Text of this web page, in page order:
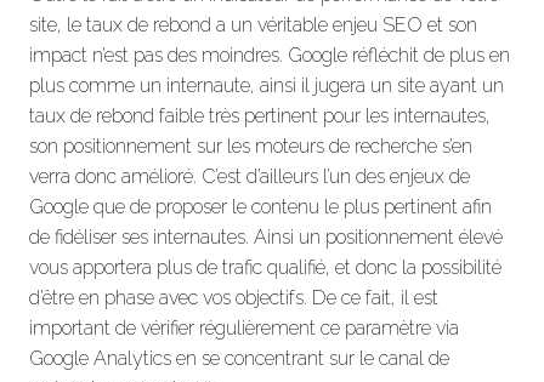
site, le taux de rebond a un véritable enjeu SEO et son
impact n’est pas des moindres. Google réfléchit de plus en
plus comme un internaute, ainsi il jugera un site ayant un
taux de rebond faible très pertinent pour les internautes,
son positionnement sur les moteurs de recherche s’en
verra donc amélioré. C’est d’ailleurs l’un des enjeux de
Google que de proposer le contenu le plus pertinent afin
de fidéliser ses internautes. Ainsi un positionnement élevé
vous apportera plus de trafic qualifié, et donc la possibilité
d’être en phase avec vos objectifs. De ce fait, il est
important de vérifier régulièrement ce paramètre via
Google Analytics en se concentrant sur le canal de